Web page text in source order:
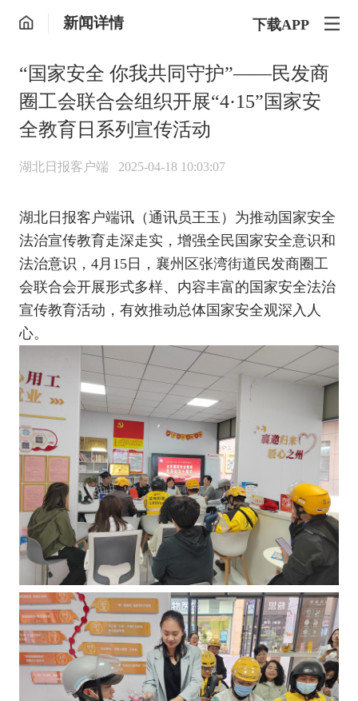
新闻详情 下载APP
“国家安全 你我共同守护”——民发商
圈工会联合会组织开展“4·15”国家安
全教育日系列宣传活动
湖北日报客户端 2025-04-18 10:03:07
湖北日报客户端讯（通讯员王玉）为推动国家安全
法治宣传教育走深走实，增强全民国家安全意识和
法治意识，4月15日，襄州区张湾街道民发商圈工
会联合会开展形式多样、内容丰富的国家安全法治
宣传教育活动，有效推动总体国家安全观深入人
心。